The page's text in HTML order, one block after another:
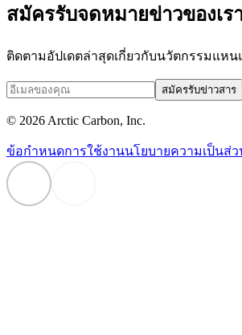
สมัครรับจดหมายข่าวของเร
ติดตามอัปเดตล่าสุดเกี่ยวกับนวัตกรรมแห
สมัครรับข่าวสาร
© 2026 Arctic Carbon, Inc.
ข้อกำหนดการใช้งานนโยบายความเป็นส่ว